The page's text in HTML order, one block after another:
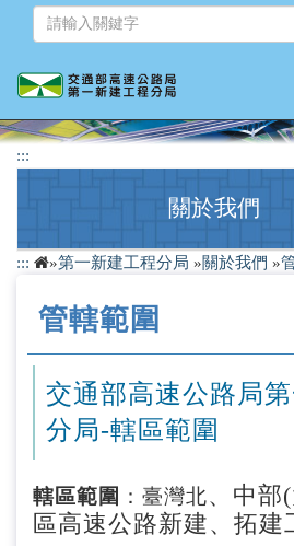
容
:::
關於我們
簡介
組織架構
管轄範圍
連絡方式
::: »第一新建工程分局 »關於我們 »
管轄範圍
交通部高速公路局
分局-轄區範圍
轄區範圍 ：臺灣北、中部
區高速公路新建、拓建